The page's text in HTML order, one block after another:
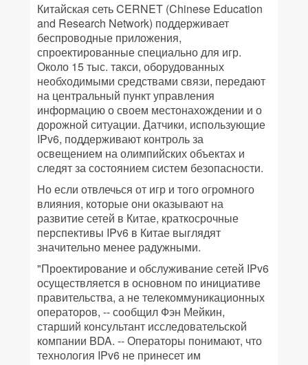
Китайская сеть CERNET (Chinese Education
and Research Network) поддерживает
беспроводные приложения,
спроектированные специально для игр.
Около 15 тыс. такси, оборудованных
необходимыми средствами связи, передают
на центральный пункт управления
информацию о своем местонахождении и о
дорожной ситуации. Датчики, использующие
IPv6, поддерживают контроль за
освещением на олимпийских объектах и
следят за состоянием систем безопасности.
Но если отвлечься от игр и того огромного
влияния, которые они оказывают на
развитие сетей в Китае, краткосрочные
перспективы IPv6 в Китае выглядят
значительно менее радужными.
"Проектирование и обслуживание сетей IPv6
осуществляется в основном по инициативе
правительства, а не телекоммуникационных
операторов, -- сообщил Фэн Мейкин,
старший консультант исследовательской
компании BDA. -- Операторы понимают, что
технология IPv6 не принесет им